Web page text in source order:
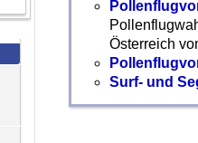
Österreich
Surf- und